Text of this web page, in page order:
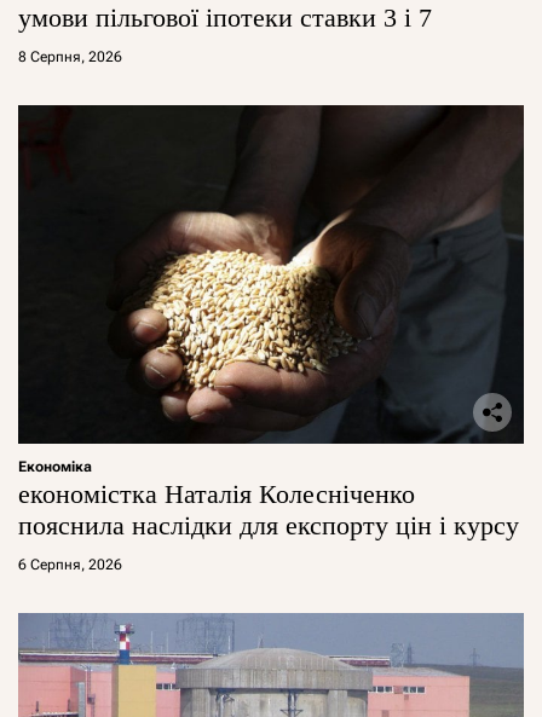
умови пільгової іпотеки ставки 3 і 7
8 Серпня, 2026
Економіка
економістка Наталія Колесніченко
пояснила наслідки для експорту цін і курсу
6 Серпня, 2026